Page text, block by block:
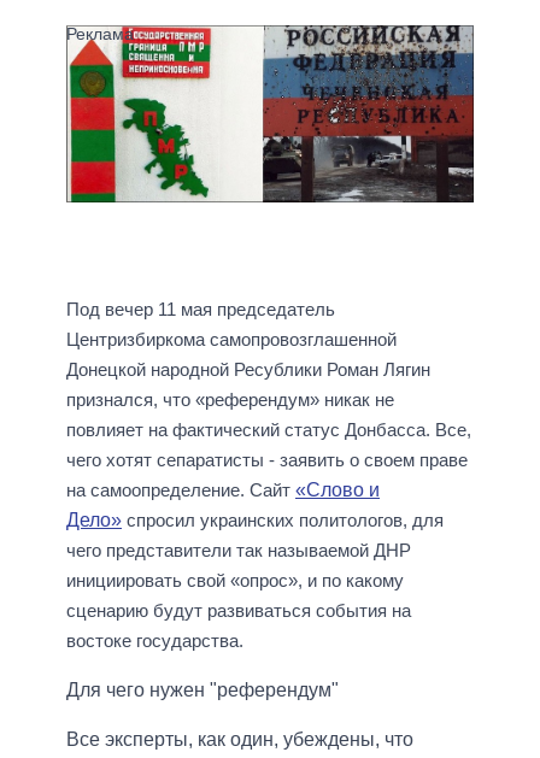
Под вечер 11 мая председатель
Центризбиркома самопровозглашенной
Донецкой народной Ресублики Роман Лягин
признался, что «референдум» никак не
повлияет на фактический статус Донбасса. Все,
чего хотят сепаратисты - заявить о своем праве
на самоопределение. Сайт «Слово и
Дело» спросил украинских политологов, для
чего представители так называемой ДНР
инициировать свой «опрос», и по какому
сценарию будут развиваться события на
востоке государства.
Для чего нужен "референдум"
Все эксперты, как один, убеждены, что